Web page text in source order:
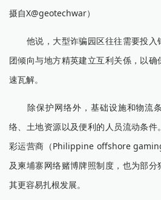
摄自X@geotechwar）
他说，大型诈骗园区往往需要投入
团倾向与地方精英建立互利关係，以
速瓦解。
除保护网络外，基础设施和物流
络、土地资源以及便利的人员流动条
彩运营商（Philippine offshore
及柬埔寨网络赌博牌照制度，也为部
其更容易扎根发展。